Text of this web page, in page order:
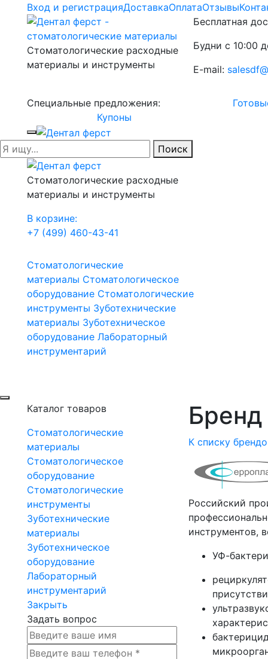
Вход и регистрацияДоставкаОплатаОтзывы
Стоматологические расходные
материалы и инструменты
Бесплатная
Будни с 10:00
E-mail:
Специальные предложения:
Купоны
Поиск
Стоматологические расходные
материалы и инструменты
В корзине:
+7 (499) 460-43-41
Стоматологические
материалы Стоматологическое
оборудование Стоматологические
инструменты Зуботехнические
материалы Зуботехническое
оборудование Лабораторный
инструментарий
Каталог товаров
Стоматологические
материалы
Стоматологическое
оборудование
Стоматологические
инструменты
Зуботехнические
материалы
Зуботехническое
оборудование
Лабораторный
инструментарий
Закрыть
Задать вопрос
К списку
Российский
инструментов,
УФ-